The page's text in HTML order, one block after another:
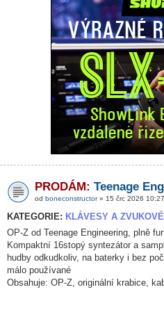
PRODÁM: Teenage
od boneconstructor» 15 črc 2026 10:27
KATEGORIE: KLÁVESY A
OP-Z od Teenage Engineering, plně
Kompaktní 16stopý syntezátor a
hudby odkudkoliv, na baterky i bez
málo používané
Obsahuje: OP-Z, originální krabice,